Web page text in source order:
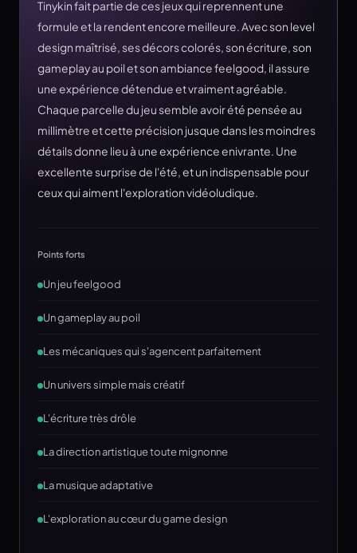
Tinykin fait partie de ces jeux qui reprennent une
formule et la rendent encore meilleure. Avec son level
design maîtrisé, ses décors colorés, son écriture, son
gameplay au poil et son ambiance feelgood, il assure
une expérience détendue et vraiment agréable.
Chaque parcelle du jeu semble avoir été pensée au
millimètre et cette précision jusque dans les moindres
détails donne lieu à une expérience enivrante. Une
excellente surprise de l'été, et un indispensable pour
ceux qui aiment l'exploration vidéoludique.
Points forts
Un jeu feelgood
Un gameplay au poil
Les mécaniques qui s'agencent parfaitement
Un univers simple mais créatif
L'écriture très drôle
La direction artistique toute mignonne
La musique adaptative
L'exploration au cœur du game design